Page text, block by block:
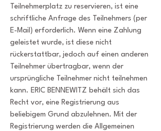
Teilnehmerplatz zu reservieren, ist eine
schriftliche Anfrage des Teilnehmers (per
E-Mail) erforderlich. Wenn eine Zahlung
geleistet wurde, ist diese nicht
rückerstattbar, jedoch auf einen anderen
Teilnehmer übertragbar, wenn der
ursprüngliche Teilnehmer nicht teilnehmen
kann. ERIC BENNEWITZ behält sich das
Recht vor, eine Registrierung aus
beliebigem Grund abzulehnen. Mit der
Registrierung werden die Allgemeinen